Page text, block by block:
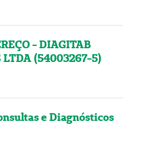
- DIAGITAB
LTDA (54003267-5)
e Diagnósticos